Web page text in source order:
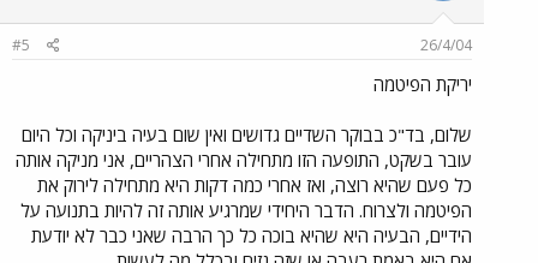
26/4/04
#5
יריקת הפיטמה
שלום, בד"כ בבוקר השדיים גדושים ואין שום בעיה ביניקה וכל היום
עובר בשקט, התופעה הזו מתחילה אחרי הצהריים, אני מניקה אותה
כל פעם שהיא רוצה, ואז אחרי כמה דקות היא מתחילה לירוק את
הפיטמה ולצרוח. הדבר היחידי שמרגיע אותה זה להיות בתנועה על
הידיים, הבעיה היא שהיא בוכה כל כך הרבה שאני כבר לא יודעת